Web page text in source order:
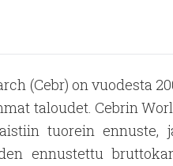
(Cebr) on vuodesta
taloudet. Cebrin
tuorein ennuste,
ennustettu